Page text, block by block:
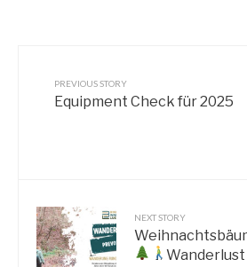
PREVIOUS STORY
Equipment Check für 2025
NEXT STORY